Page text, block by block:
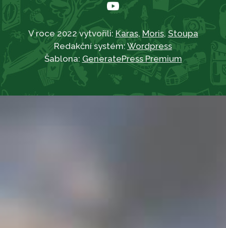
V roce 2022 vytvořili: Karas,Moris, Stoupa
Redakční systém:Wordpress
Šablona: GeneratePress Premium